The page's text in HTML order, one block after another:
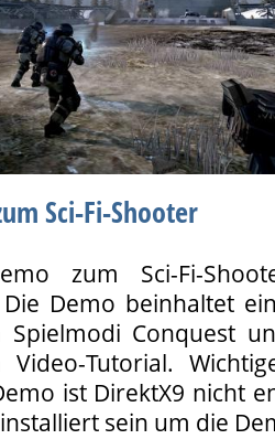
Sci-Fi-Shooter
zum Sci-Fi-
Demo beinhaltet
Conquest
Tutorial.
ist DirektX9 nicht
sein um die